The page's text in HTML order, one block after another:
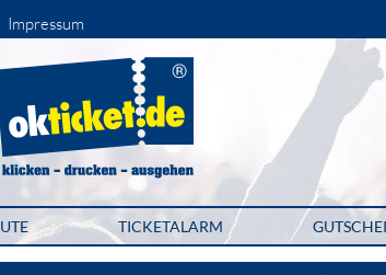
Impressum
TICKETALARM